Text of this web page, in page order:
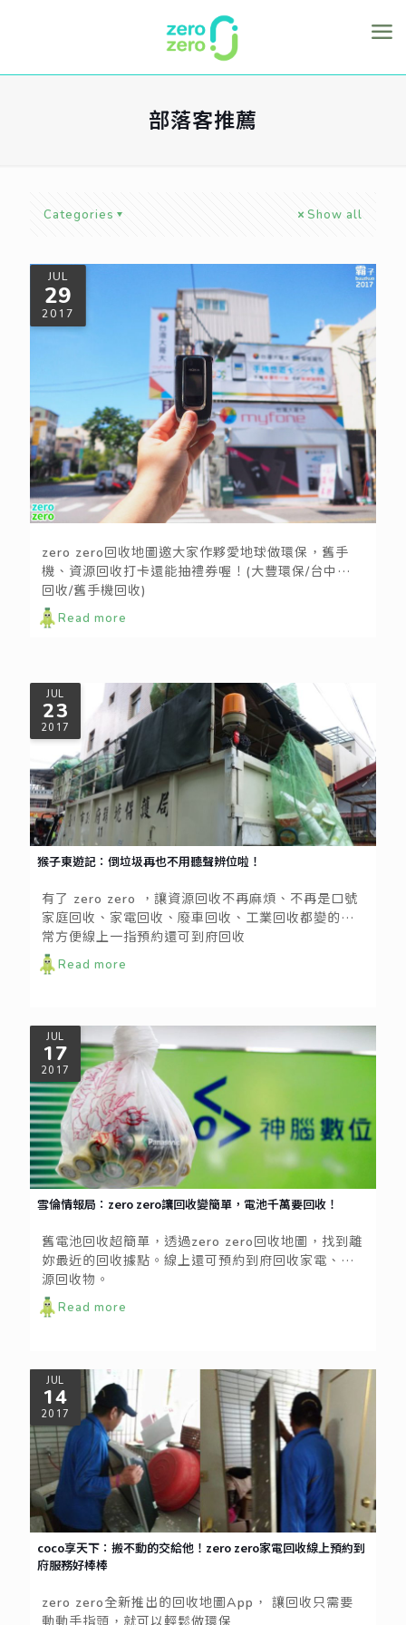
部落客推薦
Categories Show all
JUL
29
2017
霸子：回收舊手機還可以再抽全聯禮券！
zero zero回收地圖邀大家作夥愛地球做環保，舊手
機、資源回收打卡還能抽禮券喔！(大豐環保/台中資源
回收/舊手機回收)
Read more
JUL
23
2017
猴子東遊記：倒垃圾再也不用聽聲辨位啦！
有了 zero zero ，讓資源回收不再麻煩、不再是口號
家庭回收、家電回收、廢車回收、工業回收都變的非
常方便線上一指預約還可到府回收
Read more
JUL
17
2017
雪倫情報局：zero zero讓回收變簡單，電池千萬要回收！
舊電池回收超簡單，透過zero zero回收地圖，找到離
妳最近的回收據點。線上還可預約到府回收家電、資
源回收物。
Read more
JUL
14
2017
coco享天下：搬不動的交給他！zero zero家電回收線上預約到
府服務好棒棒
zero zero全新推出的回收地圖App， 讓回收只需要
動動手指頭，就可以輕鬆做環保